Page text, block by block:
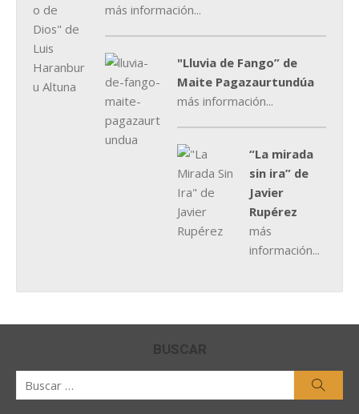
más información...
"Lluvia de Fango” de
Maite Pagazaurtundúa
más información...
“La mirada
sin ira” de
Javier
Rupérez
más
información...
BUSCAR